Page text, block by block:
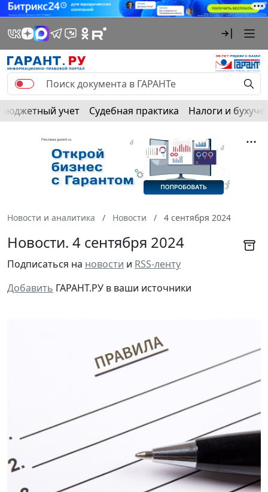
Бюджетный учет Судебная практика Налоги и
Новости и аналитика Новости 4 сентября 2024
Новости. 4 сентября 2024
Подписаться на новости и RSS-ленту
Добавить ГАРАНТ.РУ в ваши источники